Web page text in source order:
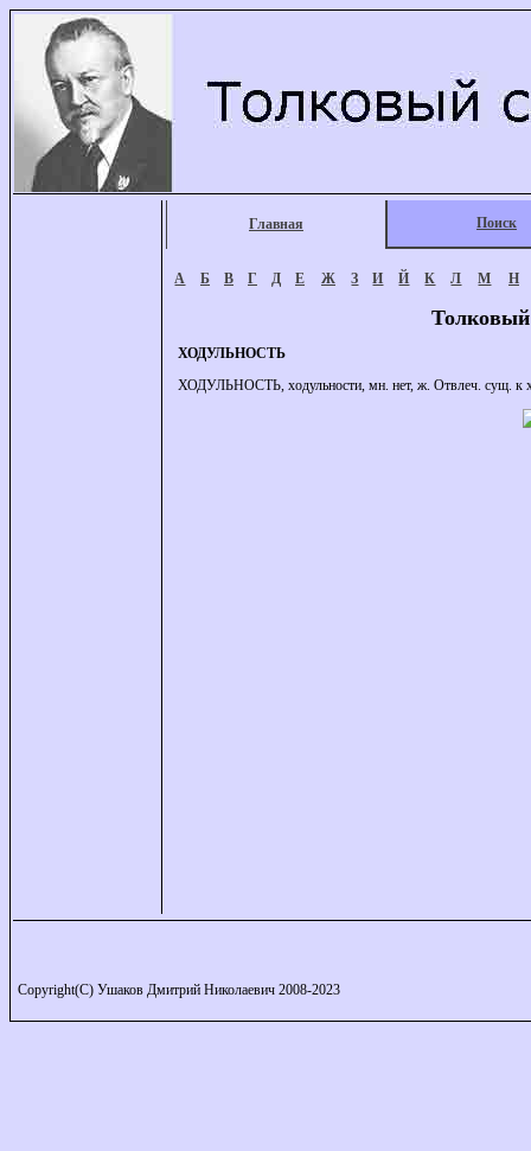
Главная Поиск
А Б В Г Д Е Ж З И Й К Л М Н
ХОДУЛЬНОСТЬ
ХОДУЛЬНОСТЬ, ходульности, мн. нет, ж. Отвлеч. сущ. к
Copyright(C) Ушаков Дмитрий Николаевич 2008-2023